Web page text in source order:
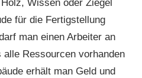
Wissen oder Ziegel
für die Fertigstellung
man einen Arbeiter an
alle Ressourcen vorhanden
erhält man Geld und